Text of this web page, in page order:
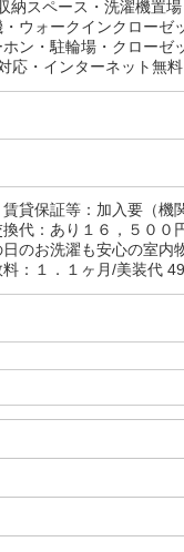
スペース・洗濯機置
ウォークインクローゼ
ン・駐輪場・クローゼ
応・インターネット無料
貸保証等：加入要（機
代：あり１６，５０
お洗濯も安心の室内
：１．１ヶ月/美装代